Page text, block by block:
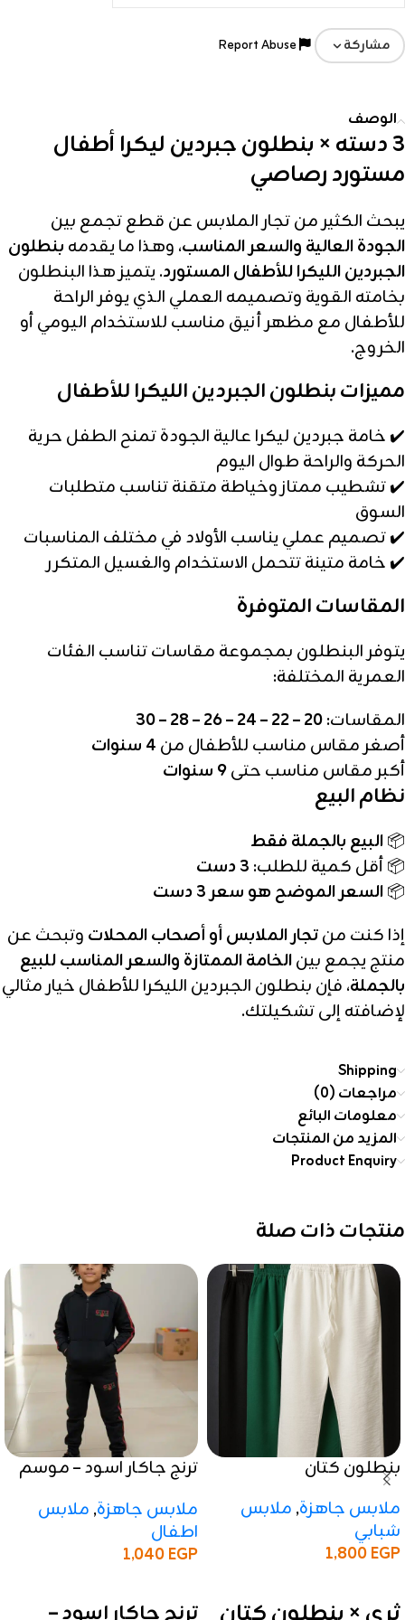
مشاركة
الوصف
3 دسته × بنطلون جبردين ليكرا أطفال
مستورد رصاصي
يبحث الكثير من تجار الملابس عن قطع تجمع بين
الجودة العالية والسعر المناسب، وهذا ما يقدمه بنطلون
الجبردين الليكرا للأطفال المستورد. يتميز هذا البنطلون
بخامته القوية وتصميمه العملي الذي يوفر الراحة
للأطفال مع مظهر أنيق مناسب للاستخدام اليومي أو
الخروج.
مميزات بنطلون الجبردين الليكرا للأطفال
✔️ خامة جبردين ليكرا عالية الجودة تمنح الطفل حرية
الحركة والراحة طوال اليوم
✔️ تشطيب ممتاز وخياطة متقنة تناسب متطلبات
السوق
✔️ تصميم عملي يناسب الأولاد في مختلف المناسبات
✔️ خامة متينة تتحمل الاستخدام والغسيل المتكرر
المقاسات المتوفرة
يتوفر البنطلون بمجموعة مقاسات تناسب الفئات
العمرية المختلفة:
المقاسات:20 – 22 – 24 – 26 – 28 – 30
أصغر مقاس مناسب للأطفال من 4 سنوات
أكبر مقاس مناسب حتى9 سنوات
نظام البيع
📦البيع بالجملة فقط
📦 أقل كمية للطلب: 3 دست
📦السعر الموضح هو سعر 3 دست
إذا كنت منتجار الملابس أو أصحاب المحلات وتبحث عن
منتج يجمع بينالخامة الممتازة والسعر المناسب للبيع
بالجملة، فإن بنطلون الجبردين الليكرا للأطفال خيار مثالي
لإضافته إلى تشكيلتك.
Shipping
مراجعات (0)
معلومات البائع
المزيد من المنتجات
Product Enquiry
منتجات ذات صلة
بنطلون كتان
ملابس جاهزة, ملابس
شبابي
1,800EGP
ترنج جاكار اسود – موسم
ملابس جاهزة, ملابس
اطفال
1,040EGP